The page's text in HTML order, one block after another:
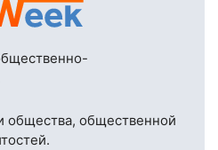
общества, общественной